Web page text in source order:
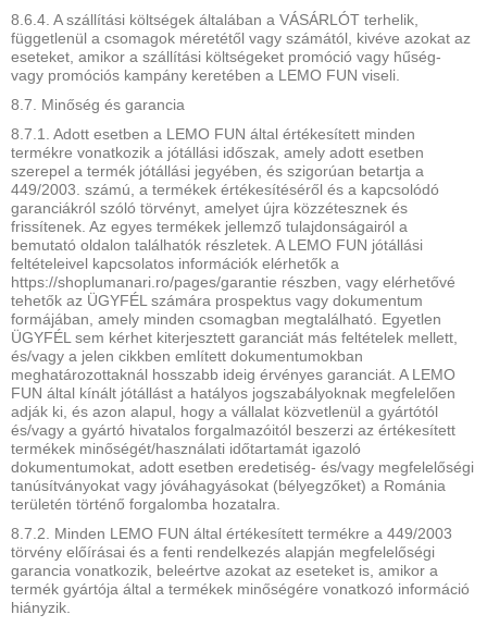
8.6.4. A szállítási költségek általában a VÁSÁRLÓT terhelik,
függetlenül a csomagok méretétől vagy számától, kivéve azokat az
eseteket, amikor a szállítási költségeket promóció vagy hűség-
vagy promóciós kampány keretében a LEMO FUN viseli.
8.7. Minőség és garancia
8.7.1. Adott esetben a LEMO FUN által értékesített minden
termékre vonatkozik a jótállási időszak, amely adott esetben
szerepel a termék jótállási jegyében, és szigorúan betartja a
449/2003. számú, a termékek értékesítéséről és a kapcsolódó
garanciákról szóló törvényt, amelyet újra közzétesznek és
frissítenek. Az egyes termékek jellemző tulajdonságairól a
bemutató oldalon találhatók részletek. A LEMO FUN jótállási
feltételeivel kapcsolatos információk elérhetők a
https://shoplumanari.ro/pages/garantie részben, vagy elérhetővé
tehetők az ÜGYFÉL számára prospektus vagy dokumentum
formájában, amely minden csomagban megtalálható. Egyetlen
ÜGYFÉL sem kérhet kiterjesztett garanciát más feltételek mellett,
és/vagy a jelen cikkben említett dokumentumokban
meghatározottaknál hosszabb ideig érvényes garanciát. A LEMO
FUN által kínált jótállást a hatályos jogszabályoknak megfelelően
adják ki, és azon alapul, hogy a vállalat közvetlenül a gyártótól
és/vagy a gyártó hivatalos forgalmazóitól beszerzi az értékesített
termékek minőségét/használati időtartamát igazoló
dokumentumokat, adott esetben eredetiség- és/vagy megfelelőségi
tanúsítványokat vagy jóváhagyásokat (bélyegzőket) a Románia
területén történő forgalomba hozatalra.
8.7.2. Minden LEMO FUN által értékesített termékre a 449/2003
törvény előírásai és a fenti rendelkezés alapján megfelelőségi
garancia vonatkozik, beleértve azokat az eseteket is, amikor a
termék gyártója által a termékek minőségére vonatkozó információ
hiányzik.